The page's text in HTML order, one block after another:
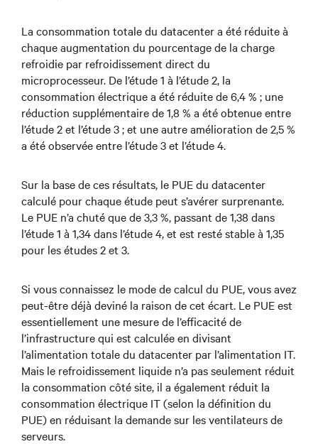
La consommation totale du datacenter a été réduite à
chaque augmentation du pourcentage de la charge
refroidie par refroidissement direct du
microprocesseur. De l’étude 1 à l’étude 2, la
consommation électrique a été réduite de 6,4 % ; une
réduction supplémentaire de 1,8 % a été obtenue entre
l’étude 2 et l’étude 3 ; et une autre amélioration de 2,5 %
a été observée entre l’étude 3 et l’étude 4.
Sur la base de ces résultats, le PUE du datacenter
calculé pour chaque étude peut s’avérer surprenante.
Le PUE n’a chuté que de 3,3 %, passant de 1,38 dans
l’étude 1 à 1,34 dans l’étude 4, et est resté stable à 1,35
pour les études 2 et 3.
Si vous connaissez le mode de calcul du PUE, vous avez
peut-être déjà deviné la raison de cet écart. Le PUE est
essentiellement une mesure de l’efficacité de
l’infrastructure qui est calculée en divisant
l’alimentation totale du datacenter par l’alimentation IT.
Mais le refroidissement liquide n’a pas seulement réduit
la consommation côté site, il a également réduit la
consommation électrique IT (selon la définition du
PUE) en réduisant la demande sur les ventilateurs de
serveurs.